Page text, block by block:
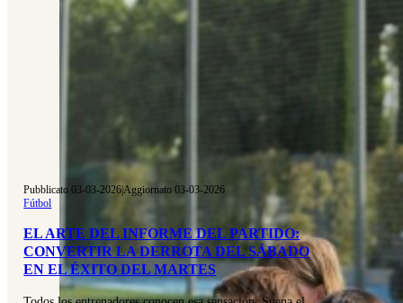
Pubblicato 03-03-2026|Aggiornato 03-03-2026
Fútbol
EL ARTE DEL INFORME DEL PARTIDO:
CONVERTIR LA DERROTA DEL SÁBADO
EN EL ÉXITO DEL MARTES